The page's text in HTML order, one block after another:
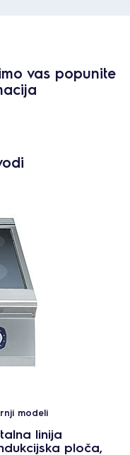
vas popunite
modeli
linija
ploča,